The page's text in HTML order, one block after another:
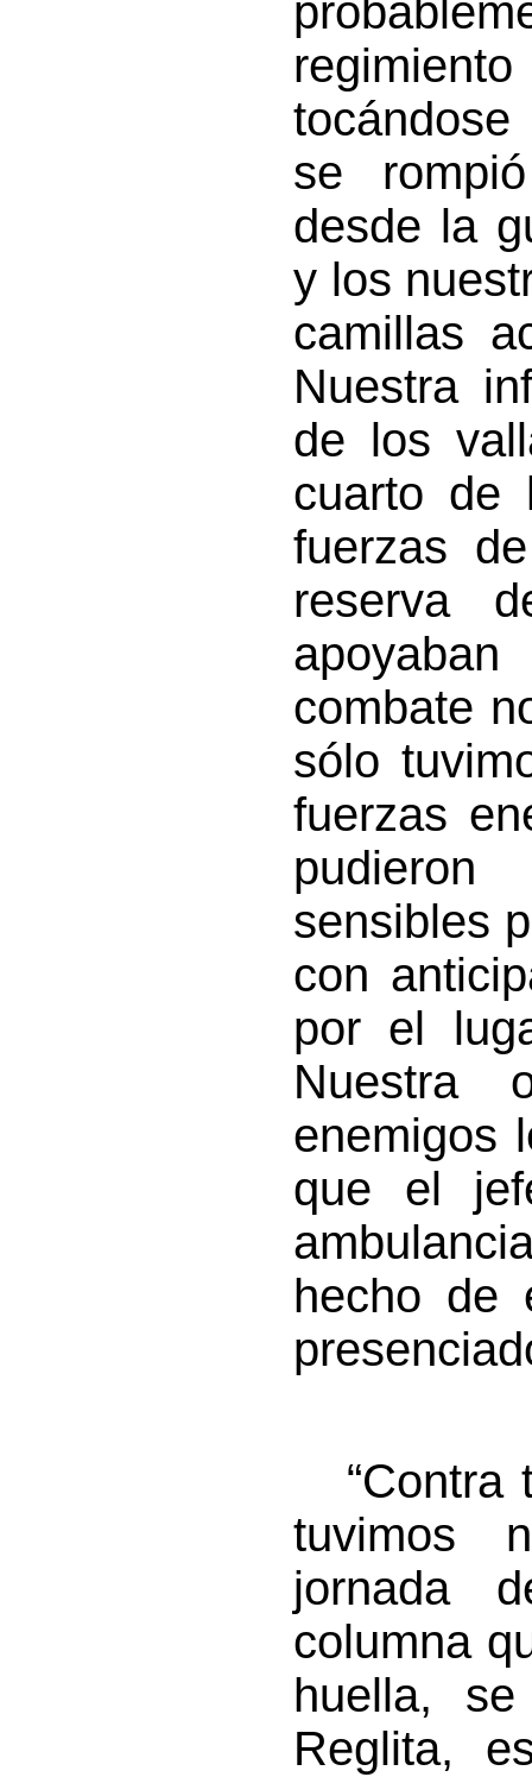
se
desde la
y los
camillas
Nuestra
de los
cuarto de
fuerzas
reserva
combate
sólo
fuerzas
pudieron
sensibles
con
por el
Nuestra
enemigos
que el
hecho de
“Contra
tuvimos
jornada
columna
huella,
Reglita,